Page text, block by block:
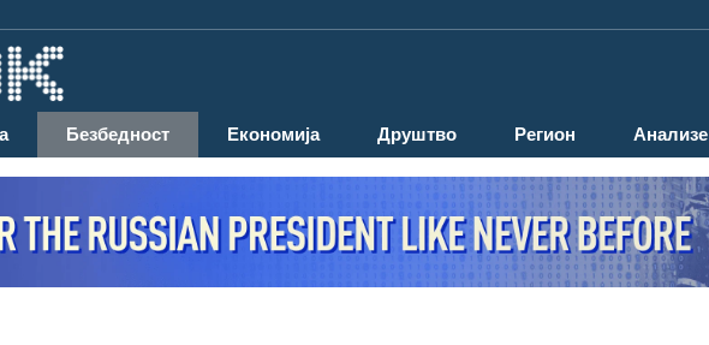
Безбедност Економија Друштво Регион Анализе